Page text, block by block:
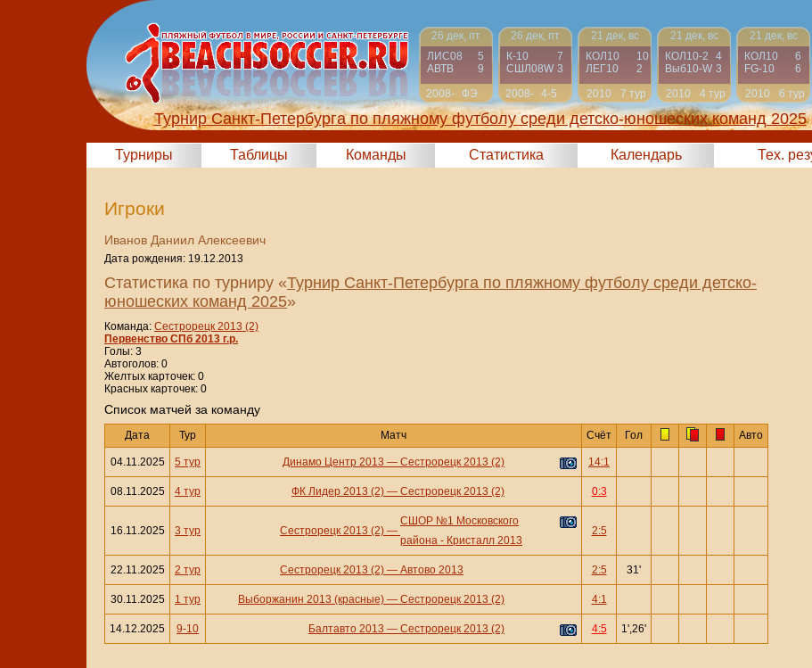
26 дек, пт
ЛИС08
5
АВТВ
9
2008-
2009
ФЭ
26 дек, пт
К-10
7
СШЛ08W 3
2008-
2009
4-5
21 дек, вс
КОЛ10
10
ЛЕГ10
2
2010
7 тур
21 дек, вс
КОЛ10-2
4
Выб10-W 3
2010
4 тур
21 дек, вс
КОЛ10
6
FG-10
6
2010
6 тур
Турнир Санкт-Петербурга по пляжному футболу среди детско-юношеских команд 2025
Турниры Таблицы Команды Статистика Календарь Тех.
Игроки
Иванов Даниил Алексеевич
Дата рождения: 19.12.2013
Статистика по турниру «Турнир Санкт-Петербурга по пляжному футболу среди детско-
юношеских команд 2025»
Команда: Сестрорецк 2013 (2)
Первенство СПб 2013 г.р.
Голы: 3
Автоголов: 0
Желтых карточек: 0
Красных карточек: 0
Cписок матчей за команду
Дата Тур Матч Счёт Гол Авто
04.11.2025 5 тур Динамо Центр 2013 — Сестрорецк 2013 (2) 14:1
08.11.2025 4 тур ФК Лидер 2013 (2) — Сестрорецк 2013 (2) 0:3
16.11.2025 3 тур Сестрорецк 2013 (2) —
СШОР №1 Московского
района - Кристалл 2013
2:5
22.11.2025 2 тур Сестрорецк 2013 (2) — Автово 2013 2:5 31'
30.11.2025 1 тур Выборжанин 2013 (красные) — Сестрорецк 2013 (2) 4:1
14.12.2025 9-10 Балтавто 2013 — Сестрорецк 2013 (2) 4:5 1',26'